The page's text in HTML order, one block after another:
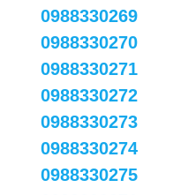
0988330269
0988330270
0988330271
0988330272
0988330273
0988330274
0988330275